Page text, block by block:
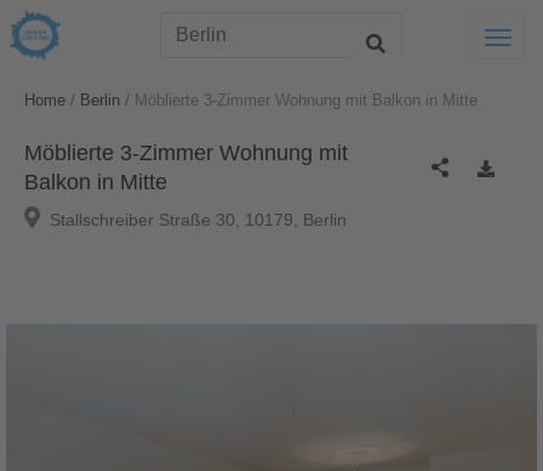
Home / Berlin / Möblierte 3-Zimmer Wohnung mit Balkon in Mitte
Möblierte 3-Zimmer Wohnung mit
Balkon in Mitte
Stallschreiber Straße 30, 10179, Berlin